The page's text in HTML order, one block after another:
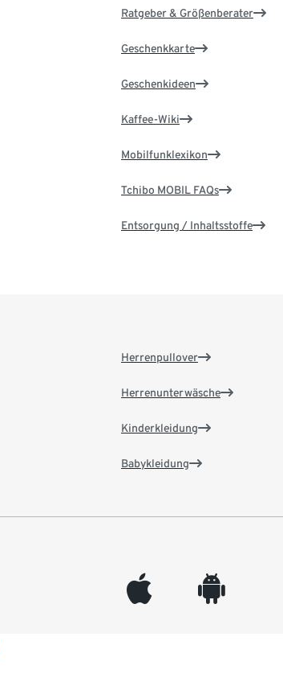
Ratgeber & Größenberater
Geschenkkarte
Geschenkideen
Kaffee-Wiki
Mobilfunklexikon
Tchibo MOBIL FAQs
Entsorgung / Inhaltsstoffe
Herrenpullover
Herrenunterwäsche
Kinderkleidung
Babykleidung
appleinc android